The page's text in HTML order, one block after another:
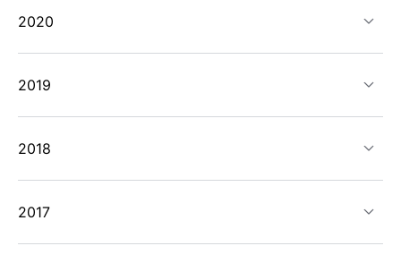
2020
2019
2018
2017